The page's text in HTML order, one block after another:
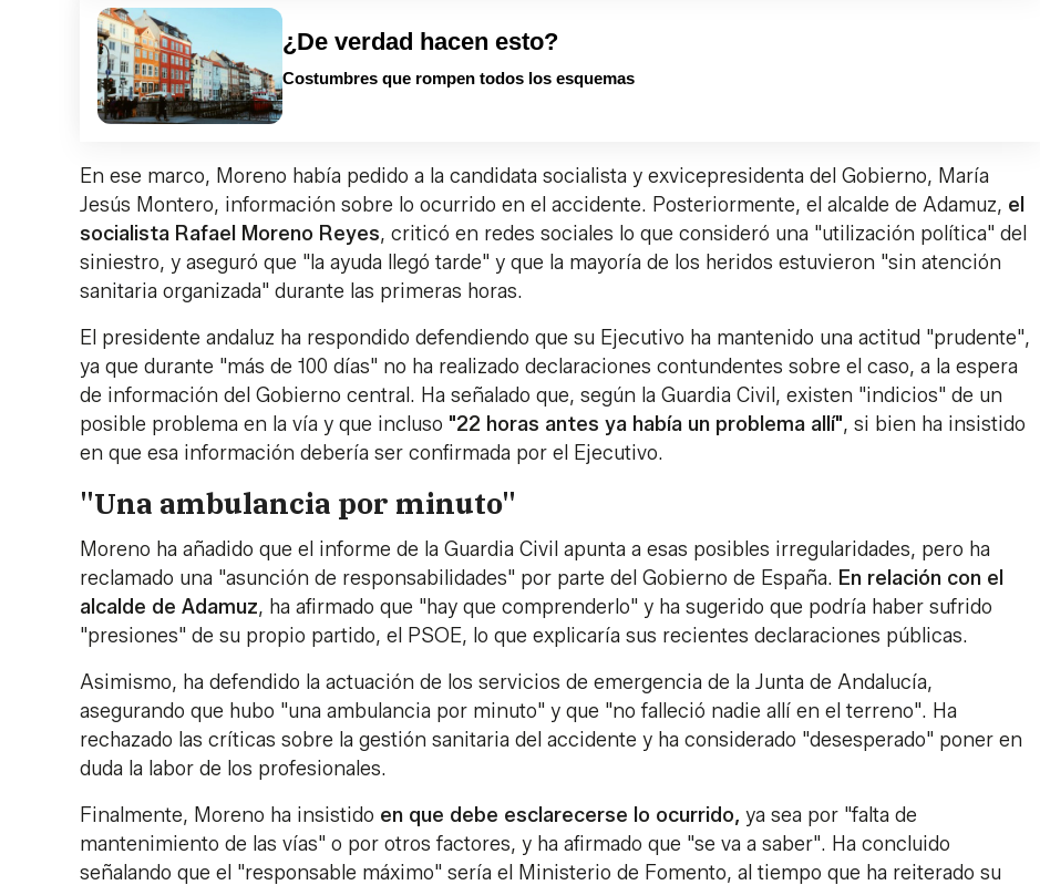
¿De verdad hacen esto?
Costumbres que rompen todos los esquemas
En ese marco, Moreno había pedido a la candidata socialista y exvicepresidenta del Gobierno, María
Jesús Montero, información sobre lo ocurrido en el accidente. Posteriormente, el alcalde de Adamuz, el
socialista Rafael Moreno Reyes, criticó en redes sociales lo que consideró una "utilización política" del
siniestro, y aseguró que "la ayuda llegó tarde" y que la mayoría de los heridos estuvieron "sin atención
sanitaria organizada" durante las primeras horas.
El presidente andaluz ha respondido defendiendo que su Ejecutivo ha mantenido una actitud "prudente",
ya que durante "más de 100 días" no ha realizado declaraciones contundentes sobre el caso, a la espera
de información del Gobierno central. Ha señalado que, según la Guardia Civil, existen "indicios" de un
posible problema en la vía y que incluso "22 horas antes ya había un problema allí", si bien ha insistido
en que esa información debería ser confirmada por el Ejecutivo.
"Una ambulancia por minuto"
Moreno ha añadido que el informe de la Guardia Civil apunta a esas posibles irregularidades, pero ha
reclamado una "asunción de responsabilidades" por parte del Gobierno de España. En relación con el
alcalde de Adamuz, ha afirmado que "hay que comprenderlo" y ha sugerido que podría haber sufrido
"presiones" de su propio partido, el PSOE, lo que explicaría sus recientes declaraciones públicas.
Asimismo, ha defendido la actuación de los servicios de emergencia de la Junta de Andalucía,
asegurando que hubo "una ambulancia por minuto" y que "no falleció nadie allí en el terreno". Ha
rechazado las críticas sobre la gestión sanitaria del accidente y ha considerado "desesperado" poner en
duda la labor de los profesionales.
Finalmente, Moreno ha insistido en que debe esclarecerse lo ocurrido, ya sea por "falta de
mantenimiento de las vías" o por otros factores, y ha afirmado que "se va a saber". Ha concluido
señalando que el "responsable máximo" sería el Ministerio de Fomento, al tiempo que ha reiterado su